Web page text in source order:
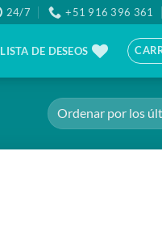
24/7 +51 916 396 361
LISTA DE DESEOS